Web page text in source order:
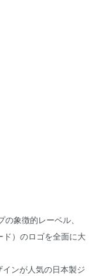
象徴的レーベル、
）のロゴを全面に大
ンが人気の日本製ジ